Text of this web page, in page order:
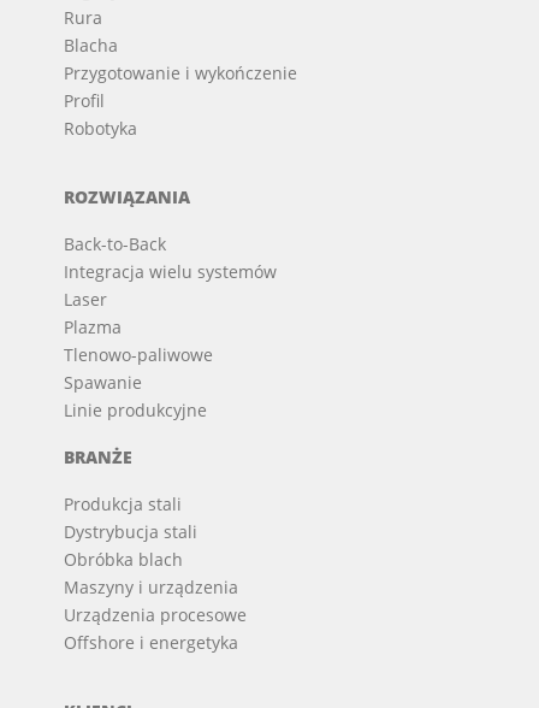
Rura
Blacha
Przygotowanie i wykończenie
Profil
Robotyka
ROZWIĄZANIA
Back-to-Back
Integracja wielu systemów
Laser
Plazma
Tlenowo-paliwowe
Spawanie
Linie produkcyjne
BRANŻE
Produkcja stali
Dystrybucja stali
Obróbka blach
Maszyny i urządzenia
Urządzenia procesowe
Offshore i energetyka